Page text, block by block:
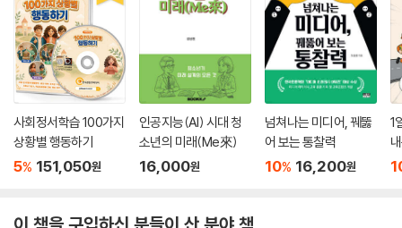
사회정서학습 100가지
상황별 행동하기
5% 151,050원
인공지능(AI) 시대 청
소년의 미래(Me來)
16,000원
넘쳐나는 미디어, 꿰뚫
어 보는 통찰력
10% 16,200원
1